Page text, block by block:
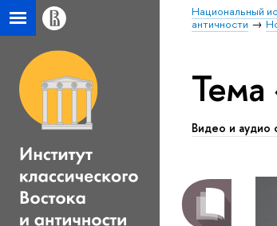
Национальный
античности
Тема
Видео и аудио